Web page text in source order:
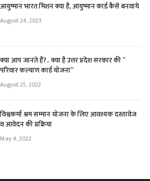
आयुष्मान भारत मिशन क्या है, आयुष्मान कार्ड कैसे बनवाये
August 24, 2023
क्या आप जानते हैं?.. क्या है उत्तर प्रदेश सरकार की ”
परिवार कल्याण कार्ड योजना”
August 25, 2022
विश्वकर्मा श्रम सम्मान योजना के लिए आवश्यक दस्तावेज
व आवेदन की प्रक्रिया
May 4, 2022